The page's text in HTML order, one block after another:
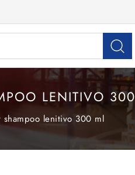
LENITIVO
shampoo lenitivo 300 ml